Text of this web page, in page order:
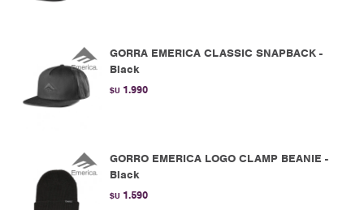
GORRA EMERICA CLASSIC SNAPBACK -
Black
$U 1.990
GORRO EMERICA LOGO CLAMP BEANIE -
Black
$U 1.590